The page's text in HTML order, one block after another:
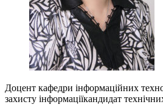
динамічного оброблення
19.01.2022.Сертифікат140
ЄКТС)
Онлайн курс «Дивись під
йдеш!» щодо підвищення
ризиків пов’язаних з
вибухонебезпечними
Фонд Східна Європа разом
України з надзвичайних
годин (0,2 кредита ЄКТС)
Доцент кафедри інформаційних
захисту інформаціїкандидат